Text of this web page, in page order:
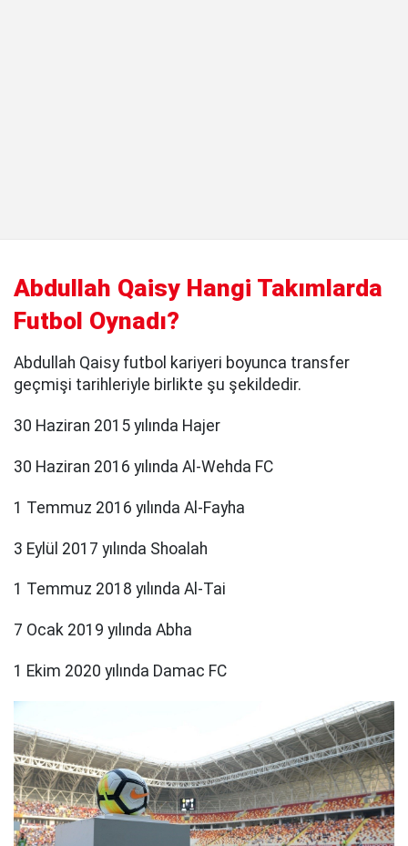
Abdullah Qaisy Hangi Takımlarda
Futbol Oynadı?
Abdullah Qaisy futbol kariyeri boyunca transfer
geçmişi tarihleriyle birlikte şu şekildedir.
30 Haziran 2015 yılında Hajer
30 Haziran 2016 yılında Al-Wehda FC
1 Temmuz 2016 yılında Al-Fayha
3 Eylül 2017 yılında Shoalah
1 Temmuz 2018 yılında Al-Tai
7 Ocak 2019 yılında Abha
1 Ekim 2020 yılında Damac FC